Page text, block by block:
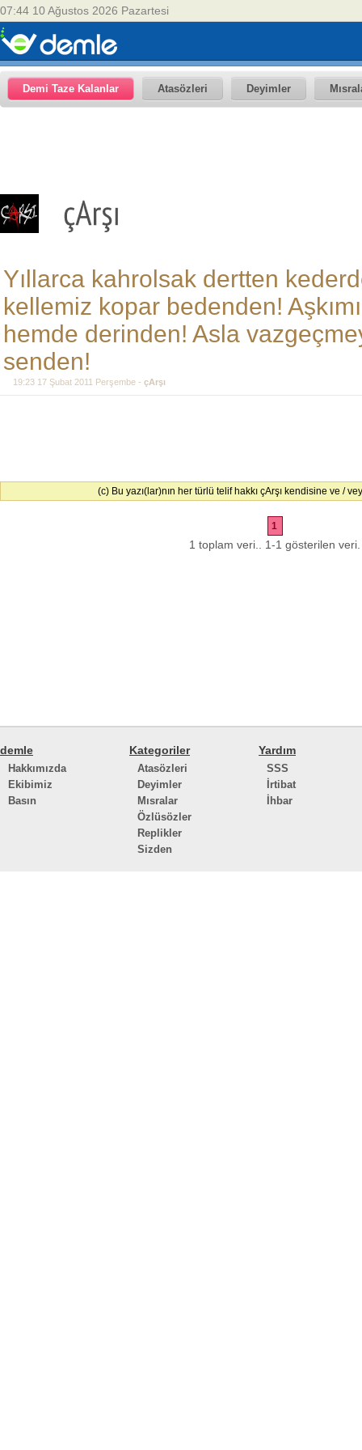
07:44 10 Ağustos 2026 Pazartesi
Demi Taze Kalanlar Atasözleri Deyimler
Yıllarca kahrolsak dertten
kellemiz kopar bedenden!
hemde derinden! Asla
senden!
19:23 17 Şubat 2011 Perşembe - çArşı
(c) Bu yazı(lar)nın her türlü telif hakkı çArşı kendisine ve /
1
1 toplam veri.. 1-1 gösterilen veri.
demle
Hakkımızda
Ekibimiz
Basın
Kategoriler
Atasözleri
Deyimler
Mısralar
Özlüsözler
Replikler
Sizden
Yardım
SSS
İrtibat
İhbar